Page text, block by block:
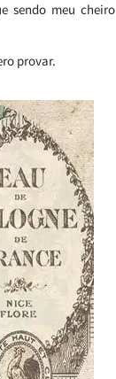
sendo meu cheiro
provar.